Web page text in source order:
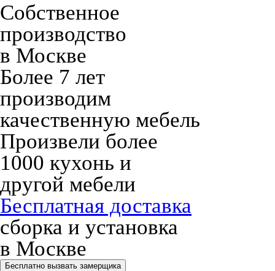
Собственное
производство
в Москве
Более 7 лет
производим
качественную мебель
Произвели более
1000 кухонь и
другой мебели
Бесплатная доставка
сборка и установка
в Москве
Бесплатно вызвать замерщика